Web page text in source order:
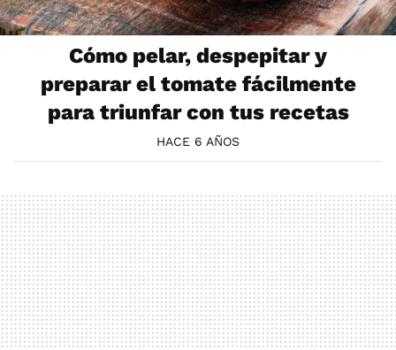
Cómo pelar, despepitar y
preparar el tomate fácilmente
para triunfar con tus recetas
HACE 6 AÑOS